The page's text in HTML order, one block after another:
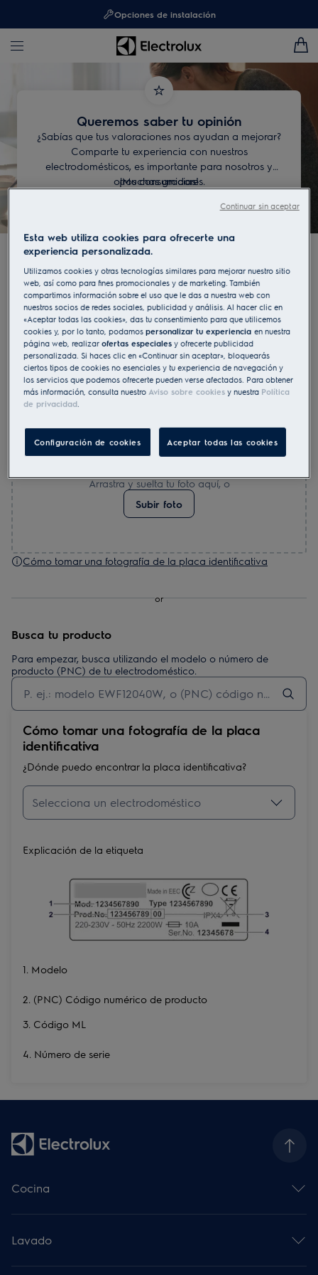
Opciones de instalación
Queremos saber tu opinión
¿Sabías que tus valoraciones nos ayudan a mejorar?
Comparte tu experiencia con nuestros
electrodomésticos, es importante para nosotros y
otros consumidores.
¡Muchas gracias!
Saca una fotografía de tu
etiqueta identificativa o
introduce directamente el
modelo/PNC para
encontrar tu producto y
escribir una valoración
Cómo tomar una foto de la placa identificativa
Arrastra y suelta tu foto aquí, o
Subir foto
Cómo tomar una fotografía de la placa identificativa
or
Busca tu producto
Para empezar, busca utilizando el modelo o número de
producto (PNC) de tu electrodoméstico.
Cómo tomar una fotografía de la placa
identificativa
¿Dónde puedo encontrar la placa identificativa?
Explicación de la etiqueta
1. Modelo
2. (PNC) Código numérico de producto
3. Código ML
4. Número de serie
Cocina
Placa de inducción
Campana decorativa
Microondas
Lavado
Esta web utiliza cookies para ofrecerte una
experiencia personalizada.
Utilizamos cookies y otras tecnologías similares para mejorar nuestro sitio
web, así como para fines promocionales y de marketing. También
compartimos información sobre el uso que le das a nuestra web con
nuestros socios de redes sociales, publicidad y análisis. Al hacer clic en
«Aceptar todas las cookies», das tu consentimiento para que utilicemos
cookies y, por lo tanto, podamospersonalizar tu experienciaen nuestra
página web, realizarofertas especiales y ofrecerte publicidad
personalizada. Si haces clic en «Continuar sin aceptar», bloquearás
ciertos tipos de cookies no esenciales y tu experiencia de navegación y
los servicios que podemos ofrecerte pueden verse afectados. Para obtener
más información, consulta nuestro Aviso sobre cookies y nuestra Política
de privacidad.
Configuración de cookies Aceptar todas las cookies
Continuar sin aceptar